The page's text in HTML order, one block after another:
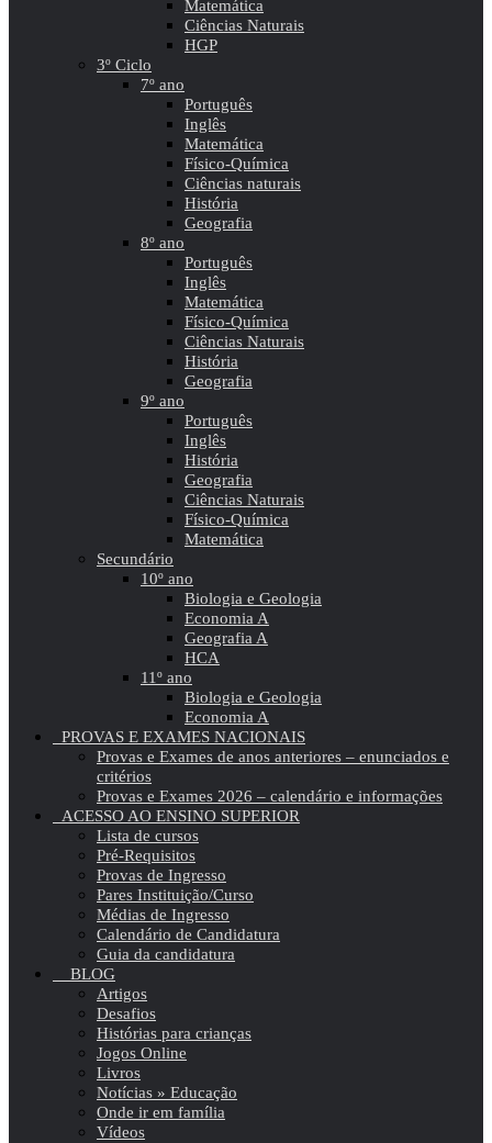
Matemática
Ciências Naturais
HGP
3º Ciclo
7º ano
Português
Inglês
Matemática
Físico-Química
Ciências naturais
História
Geografia
8º ano
Português
Inglês
Matemática
Físico-Química
Ciências Naturais
História
Geografia
9º ano
Português
Inglês
História
Geografia
Ciências Naturais
Físico-Química
Matemática
Secundário
10º ano
Biologia e Geologia
Economia A
Geografia A
HCA
11º ano
Biologia e Geologia
Economia A
PROVAS E EXAMES NACIONAIS
Provas e Exames de anos anteriores – enunciados e
critérios
Provas e Exames 2026 – calendário e informações
ACESSO AO ENSINO SUPERIOR
Lista de cursos
Pré-Requisitos
Provas de Ingresso
Pares Instituição/Curso
Médias de Ingresso
Calendário de Candidatura
Guia da candidatura
BLOG
Artigos
Desafios
Histórias para crianças
Jogos Online
Livros
Notícias » Educação
Onde ir em família
Vídeos